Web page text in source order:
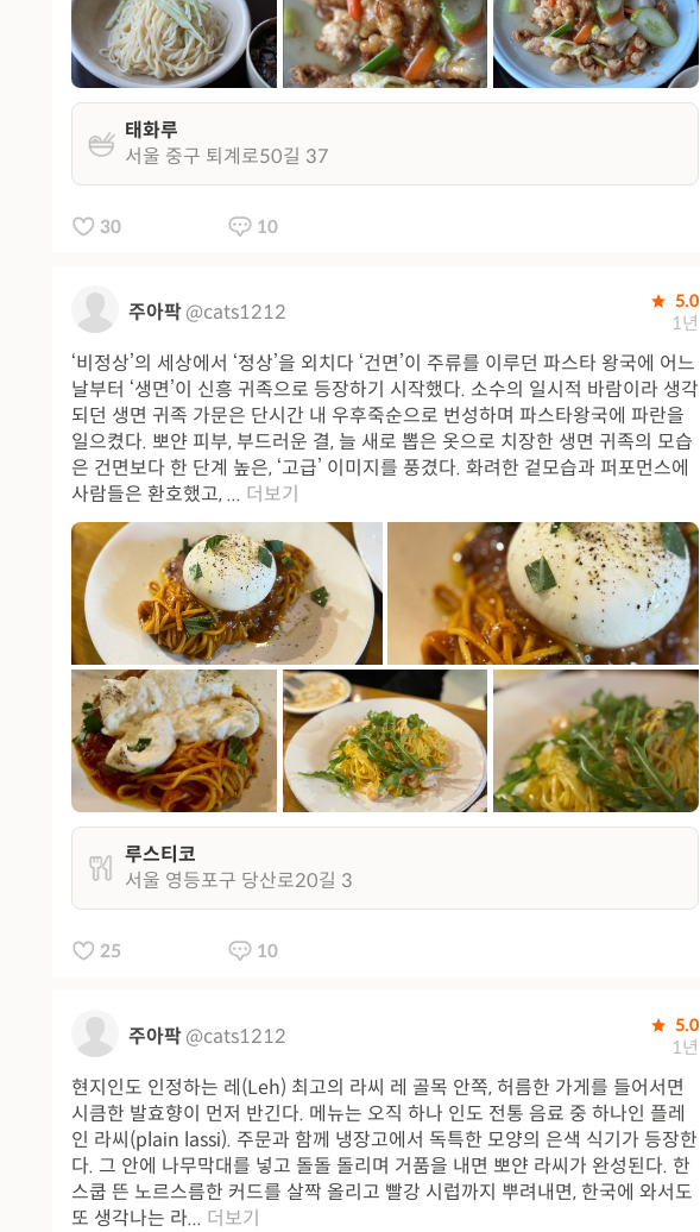
태화루
서울 중구 퇴계로50길 37
30 10
주아팍@cats1212 5.0
1년
‘비정상’의 세상에서 ‘정상’을 외치다 ‘건면’이 주류를 이루던 파스타 왕국에 어느
날부터 ‘생면’이 신흥 귀족으로 등장하기 시작했다. 소수의 일시적 바람이라 생각
되던 생면 귀족 가문은 단시간 내 우후죽순으로 번성하며 파스타왕국에 파란을
일으켰다. 뽀얀 피부, 부드러운 결, 늘 새로 뽑은 옷으로 치장한 생면 귀족의 모습
은 건면보다 한 단계 높은, ‘고급’ 이미지를 풍겼다. 화려한 겉모습과 퍼포먼스에
사람들은 환호했고, ... 더보기
루스티코
서울 영등포구 당산로20길 3
25 10
주아팍@cats1212 5.0
1년
현지인도 인정하는 레(Leh) 최고의 라씨 레 골목 안쪽, 허름한 가게를 들어서면
시큼한 발효향이 먼저 반긴다. 메뉴는 오직 하나 인도 전통 음료 중 하나인 플레
인 라씨(plain lassi). 주문과 함께 냉장고에서 독특한 모양의 은색 식기가 등장한
다. 그 안에 나무막대를 넣고 돌돌 돌리며 거품을 내면 뽀얀 라씨가 완성된다. 한
스쿱 뜬 노르스름한 커드를 살짝 올리고 빨강 시럽까지 뿌려내면, 한국에 와서도
또 생각나는 라... 더보기